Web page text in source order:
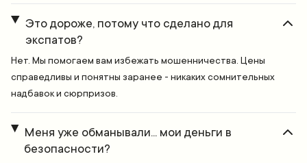
Это дороже, потому что сделано для
экспатов?
Нет. Мы помогаем вам избежать мошенничества. Цены
справедливы и понятны заранее - никаких сомнительных
надбавок и сюрпризов.
Меня уже обманывали... мои деньги в
безопасности?